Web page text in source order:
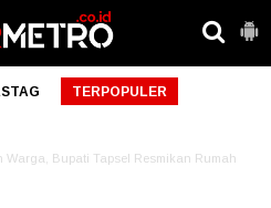
TERPOPULER
Bupati Tapsel Resmikan Rumah